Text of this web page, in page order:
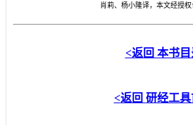
肖莉、杨小隆译，本文经授权
<返回 本书目
<返回 研经工具